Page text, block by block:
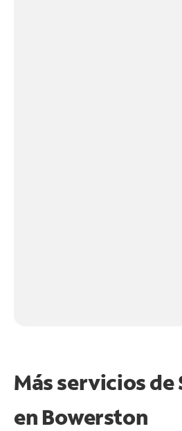
Más servicios de
en Bowerston